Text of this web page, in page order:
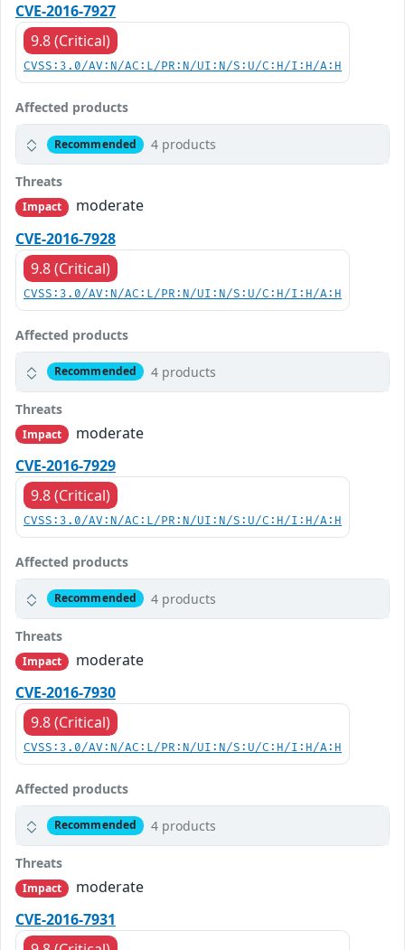
CVE-2016-7927
9.8 (Critical)
CVSS:3.0/AV:N/AC:L/PR:N/UI:N/S:U/C:H/I:H/A:H
Affected products
Recommended 4 products
Threats
Impact
moderate
CVE-2016-7928
9.8 (Critical)
CVSS:3.0/AV:N/AC:L/PR:N/UI:N/S:U/C:H/I:H/A:H
Affected products
Recommended 4 products
Threats
Impact
moderate
CVE-2016-7929
9.8 (Critical)
CVSS:3.0/AV:N/AC:L/PR:N/UI:N/S:U/C:H/I:H/A:H
Affected products
Recommended 4 products
Threats
Impact
moderate
CVE-2016-7930
9.8 (Critical)
CVSS:3.0/AV:N/AC:L/PR:N/UI:N/S:U/C:H/I:H/A:H
Affected products
Recommended 4 products
Threats
Impact
moderate
CVE-2016-7931